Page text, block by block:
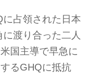
占領された日本
渡り合った二人
国主導で早急に
るGHQに抵抗